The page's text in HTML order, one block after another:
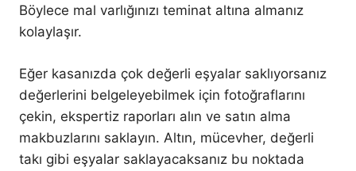
Böylece mal varlığınızı teminat altına almanız
kolaylaşır.
Eğer kasanızda çok değerli eşyalar saklıyorsanız
değerlerini belgeleyebilmek için fotoğraflarını
çekin, ekspertiz raporları alın ve satın alma
makbuzlarını saklayın. Altın, mücevher, değerli
takı gibi eşyalar saklayacaksanız bu noktada